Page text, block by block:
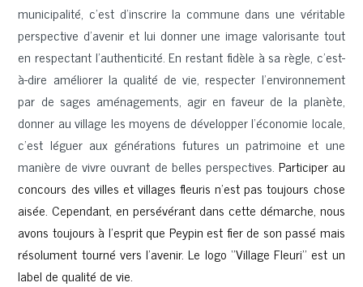
municipalité, c’est d’inscrire la commune dans une véritable
perspective d’avenir et lui donner une image valorisante tout
en respectant l’authenticité. En restant fidèle à sa règle, c’est-
à-dire améliorer la qualité de vie, respecter l’environnement
par de sages aménagements, agir en faveur de la planète,
donner au village les moyens de développer l’économie locale,
c’est léguer aux générations futures un patrimoine et une
manière de vivre ouvrant de belles perspectives. Participer au
concours des villes et villages fleuris n’est pas toujours chose
aisée. Cependant, en persévérant dans cette démarche, nous
avons toujours à l’esprit que Peypin est fier de son passé mais
résolument tourné vers l’avenir. Le logo ‘’Village Fleuri’’ est un
label de qualité de vie.